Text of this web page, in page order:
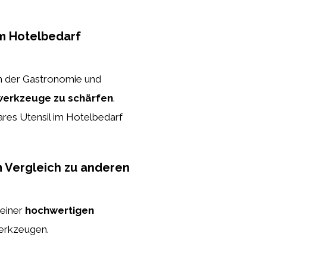
Hotelbedarf
der Gastronomie und
zu schärfen.
Utensil im Hotelbedarf
zu anderen
hochwertigen